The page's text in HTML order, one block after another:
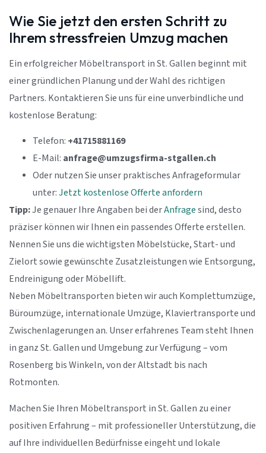
Wie Sie jetzt den ersten Schritt zu
Ihrem stressfreien Umzug machen
Ein erfolgreicher Möbeltransport in St. Gallen beginnt mit
einer gründlichen Planung und der Wahl des richtigen
Partners. Kontaktieren Sie uns für eine unverbindliche und
kostenlose Beratung:
Telefon: +41715881169
E-Mail: anfrage@umzugsfirma-stgallen.ch
Oder nutzen Sie unser praktisches Anfrageformular
unter:Jetzt kostenlose Offerte anfordern
Tipp:Je genauer Ihre Angaben bei derAnfragesind, desto
präziser können wir Ihnen ein passendes Offerte erstellen.
Nennen Sie uns die wichtigsten Möbelstücke, Start- und
Zielort sowie gewünschte Zusatzleistungen wie Entsorgung,
Endreinigung oder Möbellift.
Neben Möbeltransporten bieten wir auch Komplettumzüge,
Büroumzüge, internationale Umzüge, Klaviertransporte und
Zwischenlagerungen an. Unser erfahrenes Team steht Ihnen
in ganz St. Gallen und Umgebung zur Verfügung – vom
Rosenberg bis Winkeln, von der Altstadt bis nach
Rotmonten.
Machen Sie Ihren Möbeltransport in St. Gallen zu einer
positiven Erfahrung – mit professioneller Unterstützung, die
auf Ihre individuellen Bedürfnisse eingeht und lokale